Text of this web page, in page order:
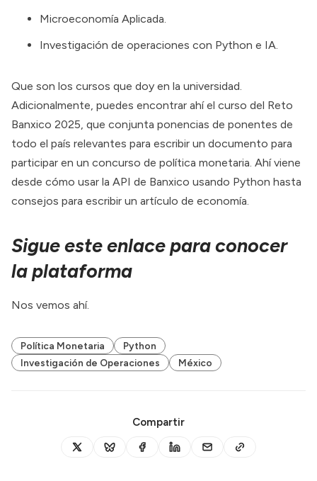
Microeconomía Aplicada.
Investigación de operaciones con Python e IA.
Que son los cursos que doy en la universidad.
Adicionalmente, puedes encontrar ahí el curso del Reto
Banxico 2025, que conjunta ponencias de ponentes de
todo el país relevantes para escribir un documento para
participar en un concurso de política monetaria. Ahí viene
desde cómo usar la API de Banxico usando Python hasta
consejos para escribir un artículo de economía.
Sigue este enlace para conocer
la plataforma
Nos vemos ahí.
Política Monetaria
Python
Investigación de Operaciones
México
Compartir